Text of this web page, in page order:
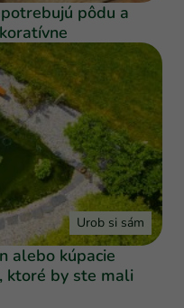
pôdu a
Urob si sám
alebo kúpacie
ktoré by ste mali